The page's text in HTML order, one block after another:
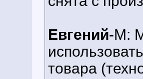
Евгений-М:
товара